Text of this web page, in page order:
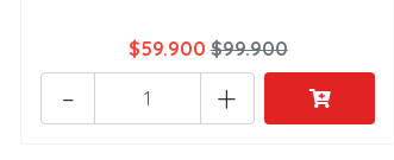
$59.900 $99.900
+
-